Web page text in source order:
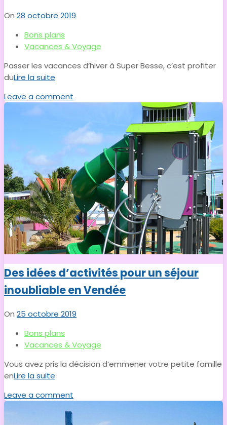
On 28 octobre 2019
Bons plans
Vacances & Voyage
Passer les vacances d’hiver à Super Besse, c’est profiter
duLire la suite
Leave a comment
Des idées d’activités pour un séjour
inoubliable en Vendée
On 25 octobre 2019
Bons plans
Vacances & Voyage
Vous avez pris la décision d’emmener votre petite famille
enLire la suite
Leave a comment